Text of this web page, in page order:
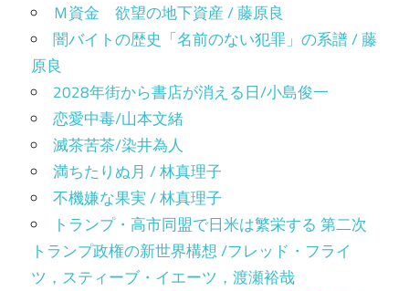
Ｍ資金 欲望の地下資産 / 藤原良
闇バイトの歴史「名前のない犯罪」の系譜 / 藤
原良
2028年街から書店が消える日/小島俊一
恋愛中毒/山本文緒
滅茶苦茶/染井為人
満ちたりぬ月 / 林真理子
不機嫌な果実 / 林真理子
トランプ・高市同盟で日米は繁栄する 第二次
トランプ政権の新世界構想 /フレッド・フライ
ツ，スティーブ・イエーツ，渡瀬裕哉